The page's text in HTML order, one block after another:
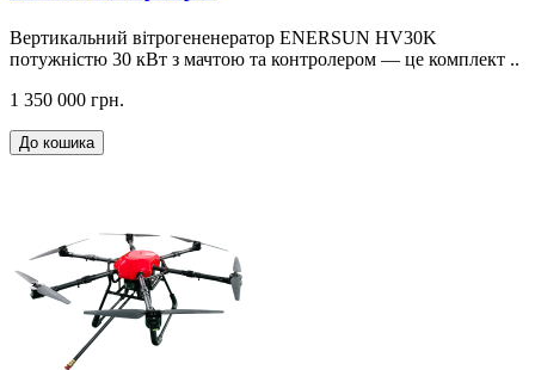
Вертикальний вітрогененератор ENERSUN HV30K
потужністю 30 кВт з мачтою та контролером — це комплект ..
1 350 000 грн.
До кошика